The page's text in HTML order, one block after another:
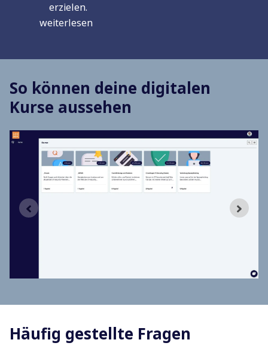
erzielen.
weiterlesen
So können deine digitalen
Kurse aussehen
Häufig gestellte Fragen